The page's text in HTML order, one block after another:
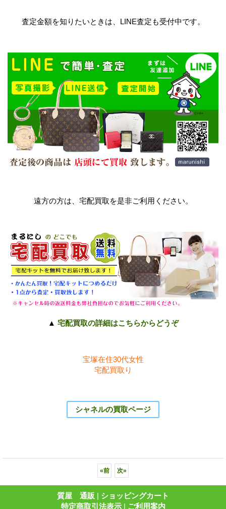
査定金額を知りたいときは、LINE査定も受付中です。
遠方の方は、宅配買取を是非ご利用ください。
▲ 宅配買取の詳細はこちらからどうぞ
宝塚在住30代女性
宅配買取り
シャネルの買取ページ
«前 次»
質屋 通販 | ショッピングカート
特定商取引法表示 | ご利用案内